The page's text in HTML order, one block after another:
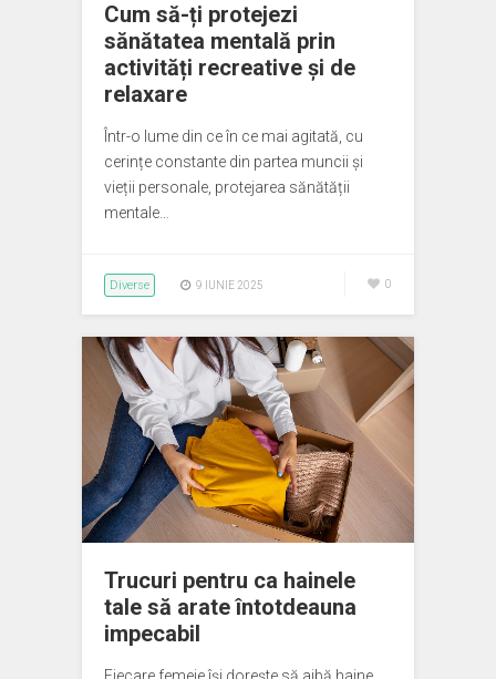
Cum să-ți protejezi
sănătatea mentală prin
activități recreative și de
relaxare
Într-o lume din ce în ce mai agitată, cu
cerințe constante din partea muncii și
vieții personale, protejarea sănătății
mentale…
Diverse 9 IUNIE 2025 0
Trucuri pentru ca hainele
tale să arate întotdeauna
impecabil